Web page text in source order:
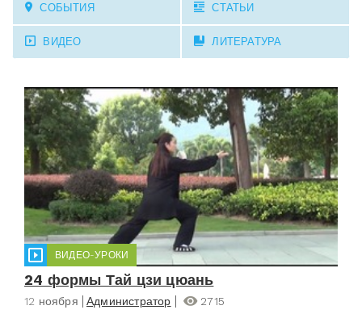
СОБЫТИЯ СТАТЬИ
ВИДЕО ЛИТЕРАТУРА
ВИДЕО-УРОКИ
24 формы Тай цзи цюань
12 ноября Администратор
2715